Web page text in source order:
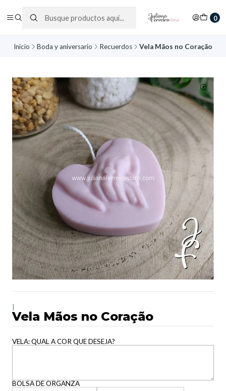
0
Inicio Boda y aniversario Recuerdos Vela Mãos no Coração
Vela Mãos no Coração
VELA: QUAL A COR QUE DESEJA?
BOLSA DE ORGANZA